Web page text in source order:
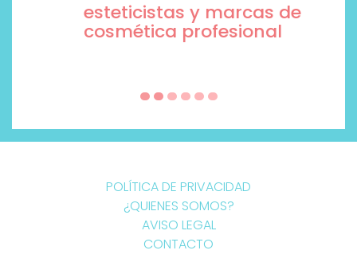
esteticistas y marcas de
cosmética profesional
POLÍTICA DE PRIVACIDAD
¿QUIENES SOMOS?
AVISO LEGAL
CONTACTO